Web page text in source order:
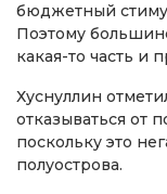
бюджетный
Поэтому
какая-то часть и
Хуснуллин
отказываться от
поскольку это
полуострова.